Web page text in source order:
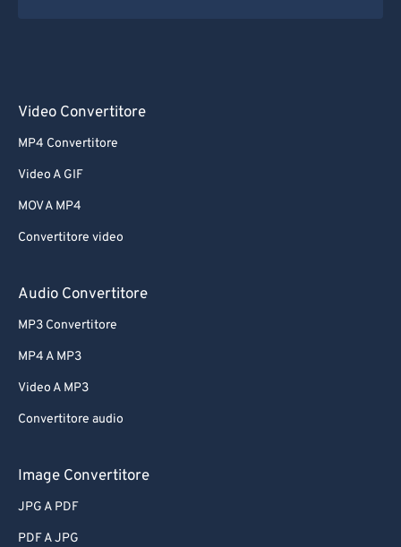
Video Convertitore
MP4 Convertitore
Video A GIF
MOV A MP4
Convertitore video
Audio Convertitore
MP3 Convertitore
MP4 A MP3
Video A MP3
Convertitore audio
Image Convertitore
JPG A PDF
PDF A JPG